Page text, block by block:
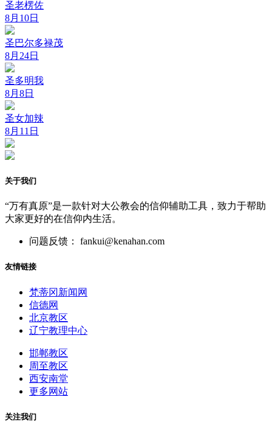
圣老楞佐
8月10日
圣巴尔多禄茂
8月24日
圣多明我
8月8日
圣女加辣
8月11日
关于我们
“万有真原”是一款针对大公教会的信仰辅助工具，致力于帮助
大家更好的在信仰内生活。
问题反馈： fankui@kenahan.com
友情链接
梵蒂冈新闻网
信德网
北京教区
辽宁教理中心
邯郸教区
周至教区
西安南堂
更多网站
关注我们